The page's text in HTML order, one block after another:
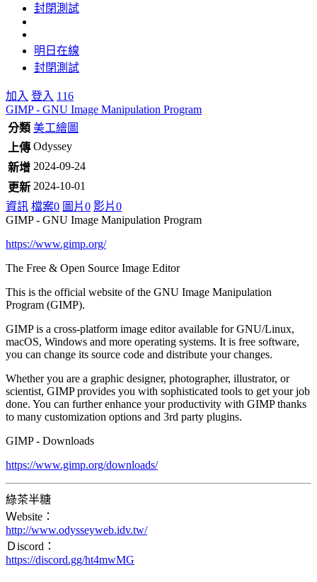
封閉測試
明日在線
封閉測試
加入 登入 116
GIMP - GNU Image Manipulation Program
分類 美工繪圖
上傳 Odyssey
新增 2024-09-24
更新 2024-10-01
資訊 檔案0 圖片0 影片0
GIMP - GNU Image Manipulation Program
https://www.gimp.org/
The Free & Open Source Image Editor
This is the official website of the GNU Image Manipulation
Program (GIMP).
GIMP is a cross-platform image editor available for GNU/Linux,
macOS, Windows and more operating systems. It is free software,
you can change its source code and distribute your changes.
Whether you are a graphic designer, photographer, illustrator, or
scientist, GIMP provides you with sophisticated tools to get your job
done. You can further enhance your productivity with GIMP thanks
to many customization options and 3rd party plugins.
GIMP - Downloads
https://www.gimp.org/downloads/
綠茶半糖
Ｗebsite：
http://www.odysseyweb.idv.tw/
Ｄiscord：
https://discord.gg/ht4mwMG